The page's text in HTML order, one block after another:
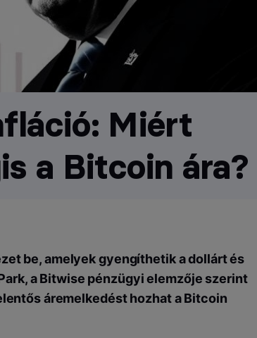
Miért
a Bitcoin ára?
be, amelyek gyengíthetik a dollárt és
a Bitwise pénzügyi elemzője szerint
áremelkedést hozhat a Bitcoin